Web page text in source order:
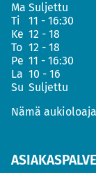
Ma Suljettu
Ti
11 - 16:30
Ke 12 - 18
To 12 - 18
Pe 11 - 16:30
La 10 - 16
Su Suljettu
Nämä